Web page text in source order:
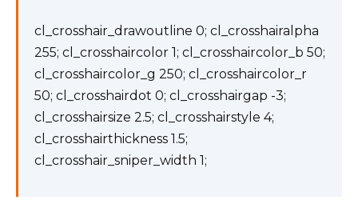
cl_crosshair_drawoutline 0; cl_crosshairalpha
255; cl_crosshaircolor 1; cl_crosshaircolor_b 50;
cl_crosshaircolor_g 250; cl_crosshaircolor_r
50; cl_crosshairdot 0; cl_crosshairgap -3;
cl_crosshairsize 2.5; cl_crosshairstyle 4;
cl_crosshairthickness 1.5;
cl_crosshair_sniper_width 1;